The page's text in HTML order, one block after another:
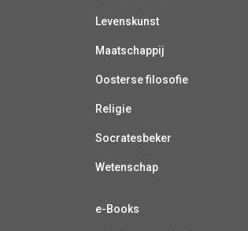
Levenskunst
Maatschappij
Oosterse filosofie
Religie
Socratesbeker
Wetenschap
e-Books